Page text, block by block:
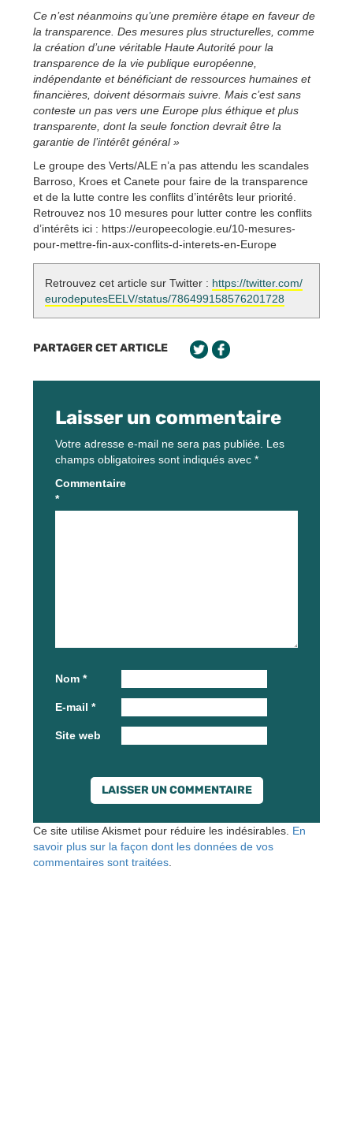
Ce n’est néanmoins qu’une première étape en faveur de
la transparence. Des mesures plus structurelles, comme
la création d’une véritable Haute Autorité pour la
transparence de la vie publique européenne,
indépendante et bénéficiant de ressources humaines et
financières, doivent désormais suivre. Mais c’est sans
conteste un pas vers une Europe plus éthique et plus
transparente, dont la seule fonction devrait être la
garantie de l’intérêt général »
Le groupe des Verts/ALE n’a pas attendu les scandales
Barroso, Kroes et Canete pour faire de la transparence
et de la lutte contre les conflits d’intérêts leur priorité.
Retrouvez nos 10 mesures pour lutter contre les conflits
d’intérêts ici : https://europeecologie.eu/10-mesures-
pour-mettre-fin-aux-conflits-d-interets-en-Europe
Retrouvez cet article sur Twitter : https://twitter.com/
eurodeputesEELV/status/786499158576201728
PARTAGER CET ARTICLE
Laisser un commentaire
Votre adresse e-mail ne sera pas publiée. Les
champs obligatoires sont indiqués avec *
Commentaire
*
Nom *
E-mail *
Site web
Ce site utilise Akismet pour réduire les indésirables. En
savoir plus sur la façon dont les données de vos
commentaires sont traitées